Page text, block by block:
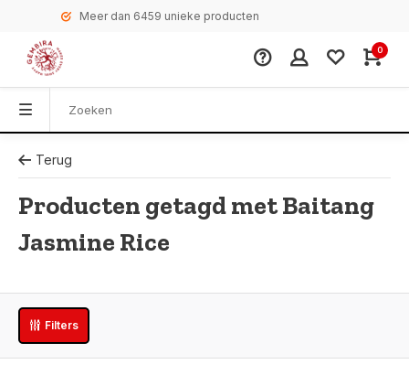
Meer dan 6459 unieke producten
0
Terug
Producten getagd met Baitang
Jasmine Rice
Filters